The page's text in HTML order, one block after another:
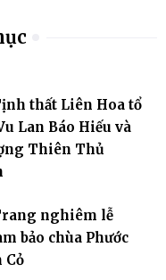
thất Liên Hoa tổ
Lan Báo Hiếu và
Thiên Thủ
nghiêm lễ
bảo chùa Phước
Cỏ